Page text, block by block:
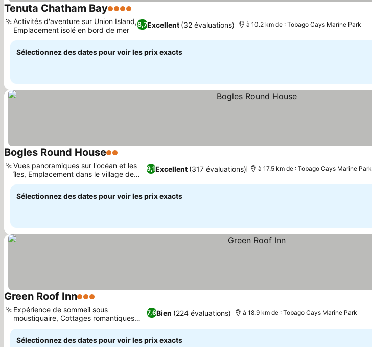
Tenuta Chatham Bay4 Étoiles
8,7Excellent (32 évaluations)
Activités d'aventure sur Union Island,
Emplacement isolé en bord de mer
à 10.2 km de : Tobago Cays Marine Park
Sélectionnez des dates pour voir les prix exacts
Bogles Round House2 Étoiles
9,1Excellent (317 évaluations)
Vues panoramiques sur l'océan et les
îles, Emplacement dans le village de
Bogles
à 17.5 km de : Tobago Cays Marine Park
Sélectionnez des dates pour voir les prix exacts
Green Roof Inn3 Étoiles
7,6Bien (224 évaluations)
Expérience de sommeil sous
moustiquaire, Cottages romantiques
avec jardin
à 18.9 km de : Tobago Cays Marine Park
Sélectionnez des dates pour voir les prix exacts